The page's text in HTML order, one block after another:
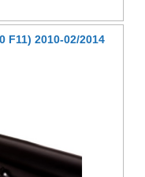
F11) 2010-02/2014